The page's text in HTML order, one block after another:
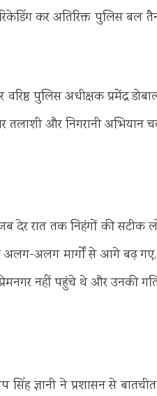
कर अतिरिक्त पुलिस बल
पुलिस अधीक्षक प्रमेंद्र
तलाशी और निगरानी अभियान
देर रात तक निहंगों की
अलग मार्गों से आगे बढ़ गए,
नहीं पहुंचे थे और उनकी
ज्ञानी ने प्रशासन से